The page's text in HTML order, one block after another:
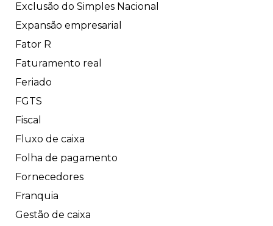
Exclusão do Simples Nacional
Expansão empresarial
Fator R
Faturamento real
Feriado
FGTS
Fiscal
Fluxo de caixa
Folha de pagamento
Fornecedores
Franquia
Gestão de caixa